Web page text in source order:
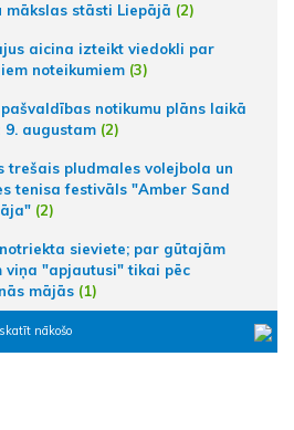
mākslas stāsti Liepājā (2)
aicina izteikt viedokli par
noteikumiem (3)
notikumu plāns laikā
9. augustam (2)
trešais pludmales volejbola un
tenisa festivāls "Amber Sand
(2)
sieviete; par gūtajām
viņa "apjautusi" tikai pēc
mājās (1)
skatīt nākošo